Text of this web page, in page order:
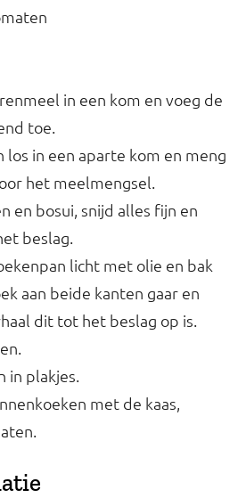
in een kom en voeg de
toe.
los in een aparte kom en meng
het meelmengsel.
en bosui, snijd alles fijn en
beslag.
licht met olie en bak
aan beide kanten gaar en
dit tot het beslag op is.
in plakjes.
met de kaas,